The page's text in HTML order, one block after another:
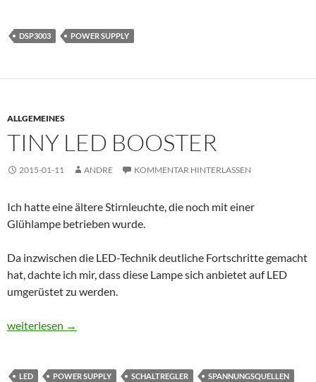
DSP3003 POWER SUPPLY
ALLGEMEINES
TINY LED BOOSTER
2015-01-11 ANDRE KOMMENTAR HINTERLASSEN
Ich hatte eine ältere Stirnleuchte, die noch mit einer
Glühlampe betrieben wurde.
Da inzwischen die LED-Technik deutliche Fortschritte gemacht
hat, dachte ich mir, dass diese Lampe sich anbietet auf LED
umgerüstet zu werden.
Tiny LED booster
weiterlesen →
LED POWER SUPPLY SCHALTREGLER
SPANNUNGSQUELLEN